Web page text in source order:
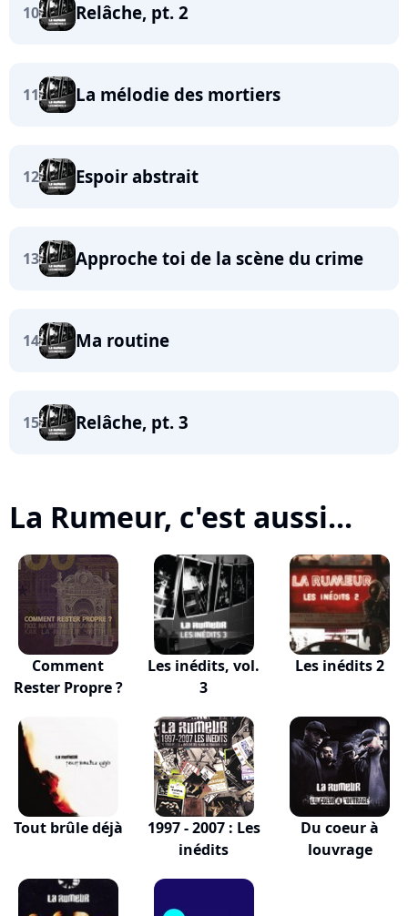
10 Relâche, pt. 2
11 La mélodie des mortiers
12 Espoir abstrait
13 Approche toi de la scène du crime
14 Ma routine
15 Relâche, pt. 3
La Rumeur, c'est aussi...
Comment
Rester Propre ?
Les inédits, vol.
3
Les inédits 2
Tout brûle déjà
1997 - 2007 : Les
inédits
Du coeur à
louvrage